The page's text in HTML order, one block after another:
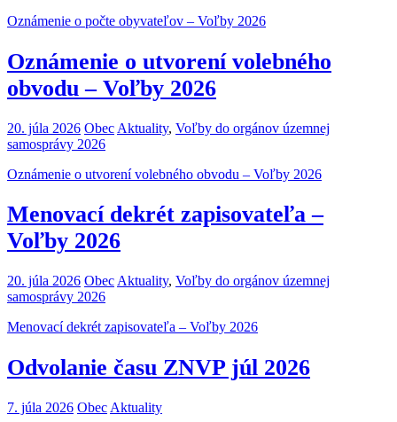
Oznámenie o počte obyvateľov – Voľby 2026
Oznámenie o utvorení volebného
obvodu – Voľby 2026
20. júla 2026 Obec Aktuality, Voľby do orgánov územnej
samosprávy 2026
Oznámenie o utvorení volebného obvodu – Voľby 2026
Menovací dekrét zapisovateľa –
Voľby 2026
20. júla 2026 Obec Aktuality, Voľby do orgánov územnej
samosprávy 2026
Menovací dekrét zapisovateľa – Voľby 2026
Odvolanie času ZNVP júl 2026
7. júla 2026 Obec Aktuality